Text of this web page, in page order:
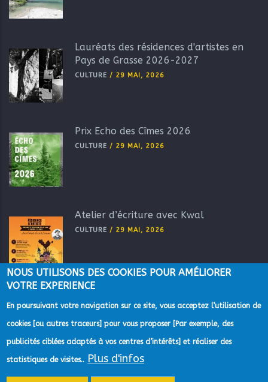
Lauréats des résidences d'artistes en
Pays de Grasse 2026-2027
CULTURE / 29 MAI, 2026
Prix Echo des Cîmes 2026
CULTURE / 29 MAI, 2026
Atelier d’écriture avec Kwal
CULTURE / 29 MAI, 2026
©2022 Direction de la Communication de la Communauté
d'Agglomération du Pays de Grasse -Mentions Légales
NOUS UTILISONS DES COOKIES POUR AMÉLIORER
VOTRE EXPERIENCE
En poursuivant votre navigation sur ce site, vous acceptez l’utilisation de
cookies [ou autres traceurs] pour vous proposer [Par exemple, des
publicités ciblées adaptés à vos centres d’intérêts] et réaliser des
statistiques de visites.. Plus d'infos